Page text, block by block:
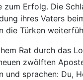
zum Erfolg. Die
ihres Vaters
die Türken
Rat durch das
zwölften
und sprachen: Du,